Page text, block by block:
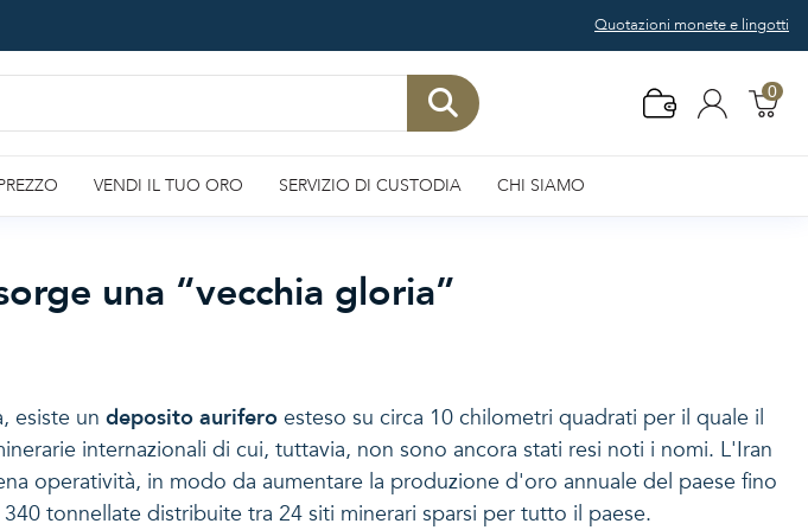
Quotazioni monete e lingotti
0
VENDI IL TUO ORO SERVIZIO DI CUSTODIA CHI SIAMO
una “vecchia gloria”
esiste un deposito aurifero esteso su circa 10 chilometri quadrati per il quale il
internazionali di cui, tuttavia, non sono ancora stati resi noti i nomi. L'Iran
operatività, in modo da aumentare la produzione d'oro annuale del paese fino
tonnellate distribuite tra 24 siti minerari sparsi per tutto il paese.